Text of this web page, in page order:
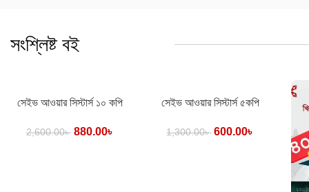
সংশ্লিষ্ট বই
কার্টে যোগ করুন
সেইভ আওয়ার সিস্টার্স ১০ কপি
2,600.00৳ 880.00৳
কার্টে যোগ করুন
সেইভ আওয়ার সিস্টার্স ৫কপি
1,300.00৳ 600.00৳